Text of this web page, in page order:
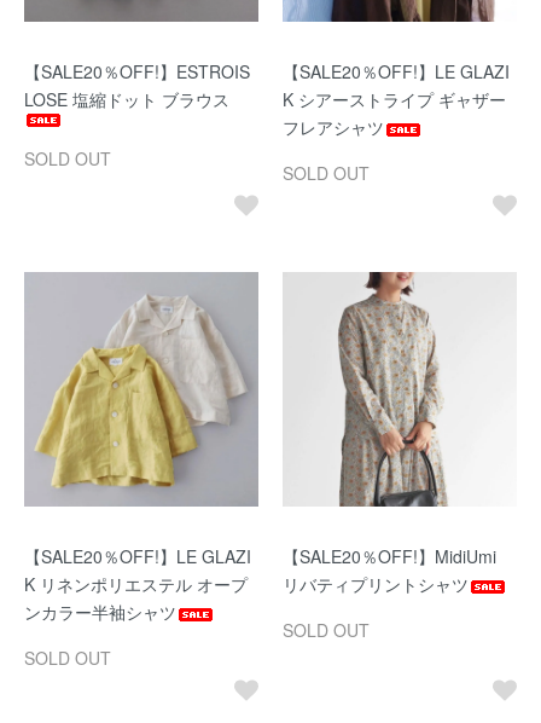
【SALE20％OFF!】ESTROIS
LOSE 塩縮ドット ブラウス
SOLD OUT
【SALE20％OFF!】LE GLAZI
K シアーストライプ ギャザー
フレアシャツ
SOLD OUT
【SALE20％OFF!】LE GLAZI
K リネンポリエステル オープ
ンカラー半袖シャツ
SOLD OUT
【SALE20％OFF!】MidiUmi
リバティプリントシャツ
SOLD OUT